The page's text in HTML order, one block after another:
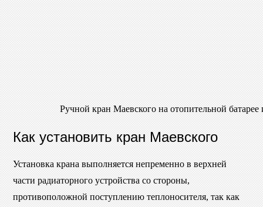
Ручной кран Маевского на отопительной батарее
Как установить кран Маевского
Установка крана выполняется непременно в верхней
части радиаторного устройства со стороны,
противоположной поступлению теплоносителя, так как